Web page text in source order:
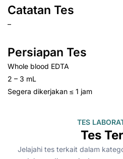
Catatan Tes
–
Persiapan Tes
Whole blood EDTA
2 – 3 mL
Segera dikerjakan ≤ 1 jam
TES
Tes
Jelajahi tes terkait dalam